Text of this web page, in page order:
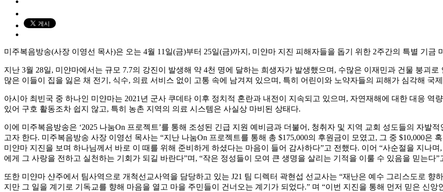
미주복음방송(사장 이영선 목사)은 오는 4월 11일(금)부터 25일(금)까지, 미얀마 지진 피해자들을 돕기 위한 2주간의 특별 기금
지난 3월 28일, 미얀마에서는 규모 7.7의 강진이 발생해 약 4천 명에 달하는 희생자가 발생했으며, 수많은 이재민과 건물 붕괴
많은 이들이 집을 잃은 채 전기, 식수, 의료 서비스 없이 고통 속에 남겨져 있으며, 특히 어린이와 노약자들의 피해가 심각해 국
아시아 최빈국 중 하나인 미얀마는 2021년 군사 쿠데타 이후 정치적 혼란과 내전이 지속되고 있으며, 자연재해에 대한 대응 역
있어 구호 활동조차 쉽지 않고, 특히 농촌 지역의 의료 시스템은 사실상 마비된 상태다.
이에 미주복음방송은 ‘2025 나눔On 프로젝트’를 통해 조성된 긴급 지원 예비금과 더불어, 청취자 및 지역 교회 성도들의 자발
고자 한다. 미주복음방송 사장 이영선 목사는 “지난 나눔On 프로젝트를 통해 총 $175,000의 후원금이 모였고, 그 중 $10,000은
미얀마 지진을 보며 하나님께서 바로 이 때를 위해 준비하게 하셨다는 마음이 들어 감사하다”고 전했다. 이어 “사순절을 지나
에게 그 사랑을 전하고 실천하는 기회가 되길 바란다”며, “작은 정성들이 모여 큰 생명을 살리는 기적을 이룰 수 있음을 믿는다”
또한 미얀마 샨주에서 팀사역으로 개척선교사역을 담당하고 있는 J21 팀 디렉터 곽현섭 선교사는 “재난은 예수 그리스도로 향
지만 그 일을 계기로 기독교를 향해 마음을 열고 마을 주민들이 건너오는 계기가 되었다.” 며 “이번 지진을 통해 먼저 믿은 신앙